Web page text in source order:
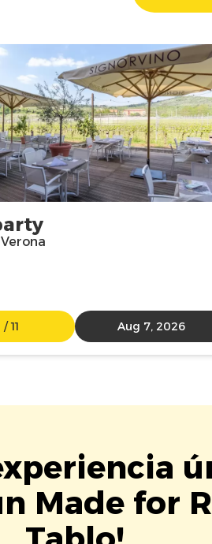
/11 Aug 7, 2026
Made for